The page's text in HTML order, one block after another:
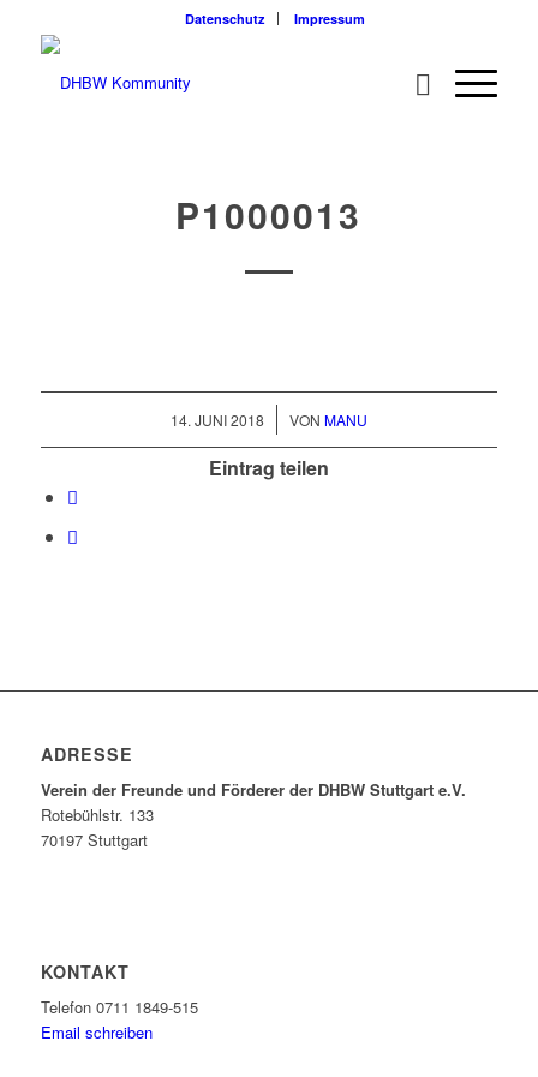
Datenschutz Impressum
P1000013
14. JUNI 2018
/ VON MANU
Eintrag teilen
ADRESSE
Verein der Freunde und Förderer der DHBW Stuttgart e.V.
Rotebühlstr. 133
70197 Stuttgart
KONTAKT
Telefon 0711 1849-515
Email schreiben